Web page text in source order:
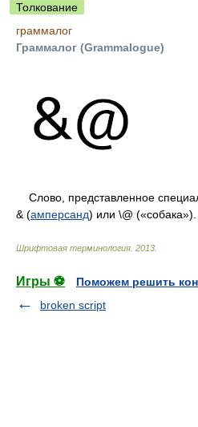
Толкование
граммалог
Граммалог (Grammalogue)
Слово, представленное
& (амперсанд) или \@ («собака»).
Шрифтовая терминология 2013
Игры ⚽
Поможем решить
broken script